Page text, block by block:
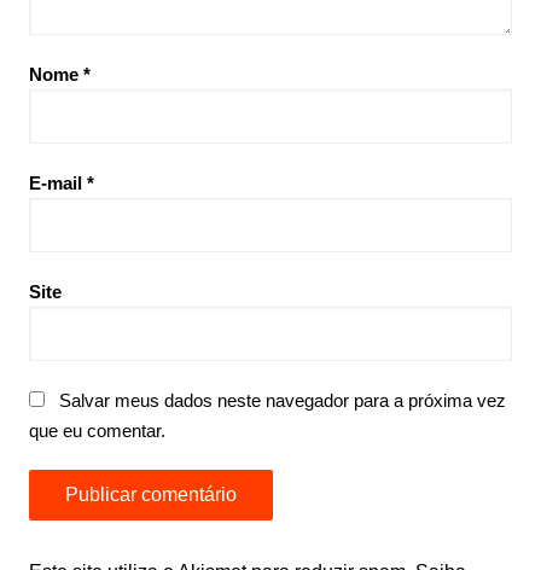
Nome *
E-mail *
Site
Salvar meus dados neste navegador para a próxima vez
que eu comentar.